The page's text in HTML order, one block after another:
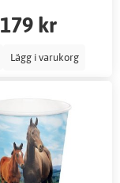
179 kr
Lägg i varukorg